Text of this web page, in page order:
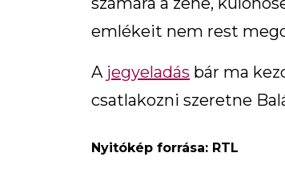
emlékeit nem rest
A jegyeladás bár ma
csatlakozni szeretne
Nyitókép forrása: RTL